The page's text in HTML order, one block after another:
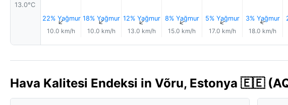
13.0°C
22% Yağmur
↑
10.0 km/h
18% Yağmur
↑
10.0 km/h
12% Yağmur
↑
13.0 km/h
8% Yağmur
↑
15.0 km/h
5% Yağmur
↑
17.0 km/h
3% Yağmur
↑
18.0 km/h
Hava Kalitesi Endeksi in Võru, Estonya 🇪🇪